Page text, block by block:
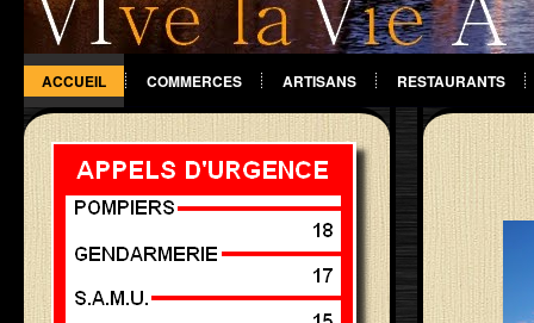
ACCUEIL COMMERCES ARTISANS RESTAURANTS
DIVERS